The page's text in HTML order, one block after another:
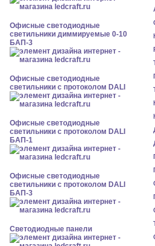
Офисные светодиодные
светильники диммируемые 0-10
БАП-3
Офисные светодиодные
светильники с протоколом DALI
Офисные светодиодные
светильники с протоколом DALI
БАП-1
Офисные светодиодные
светильники с протоколом DALI
БАП-3
Cветодиодные панели